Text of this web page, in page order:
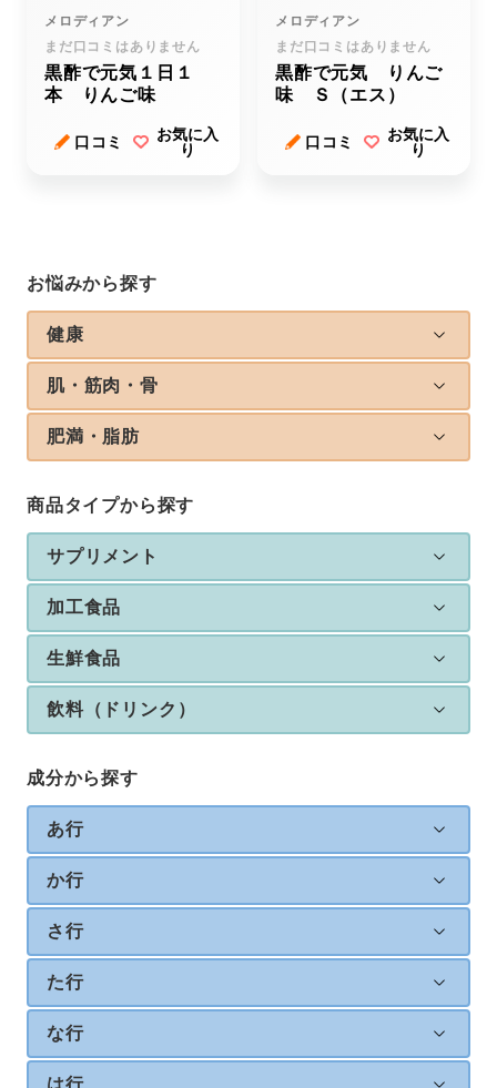
お悩みから探す
健康
肌・筋肉・骨
肥満・脂肪
商品タイプから探す
サプリメント
加工食品
生鮮食品
飲料（ドリンク）
成分から探す
あ行
か行
さ行
た行
な行
は行
メロディアン
まだ口コミはありません
黒酢で元気１日１
本 りんご味
口コミ
お気に入
り
メロディアン
まだ口コミはありません
黒酢で元気 りんご
味 Ｓ（エス）
口コミ
お気に入
り